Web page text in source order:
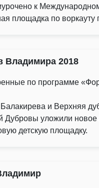
к
площадка по
Владимира 2018
по программе
и Верхняя
уложили новое
детскую площадку.